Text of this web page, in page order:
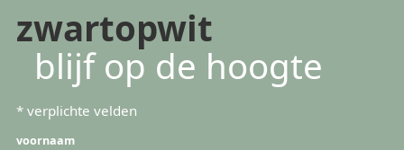
zwartopwit
blijf op de hoogte
* verplichte velden
voornaam